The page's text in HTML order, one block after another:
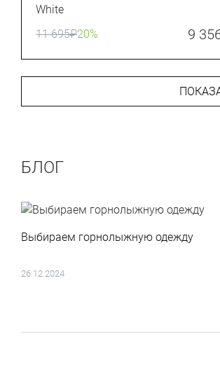
White
11 695₽20% 9
БЛОГ
Выбираем горнолыжную одежду
26.12.2024